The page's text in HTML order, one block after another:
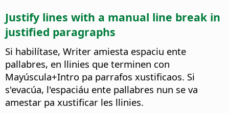
Justify lines with a manual line break in
justified paragraphs
Si habilítase, Writer amiesta espaciu ente
pallabres, en llinies que terminen con
Mayúscula+Intro pa parrafos xustificaos. Si
s'evacúa, l'espaciáu ente pallabres nun se va
amestar pa xustificar les llinies.